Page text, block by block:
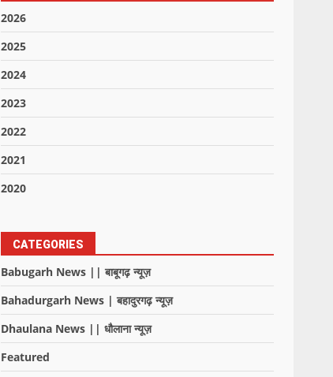
2026
2025
2024
2023
2022
2021
2020
CATEGORIES
Babugarh News || बाबूगढ़ न्यूज़
Bahadurgarh News | बहादुरगढ़ न्यूज़
Dhaulana News || धौलाना न्यूज़
Featured